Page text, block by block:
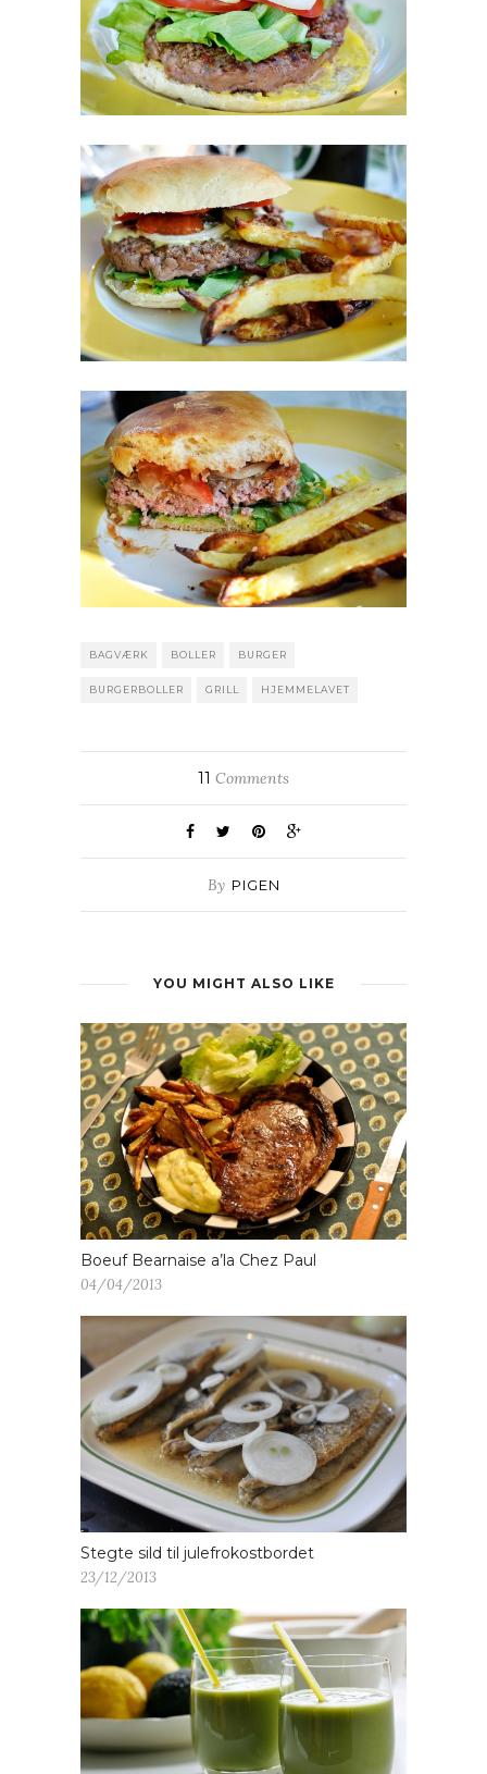
BAGVÆRK BOLLER BURGER
BURGERBOLLER GRILL HJEMMELAVET
11 Comments
By PIGEN
YOU MIGHT ALSO LIKE
Boeuf Bearnaise a’la Chez Paul
04/04/2013
Stegte sild til julefrokostbordet
23/12/2013